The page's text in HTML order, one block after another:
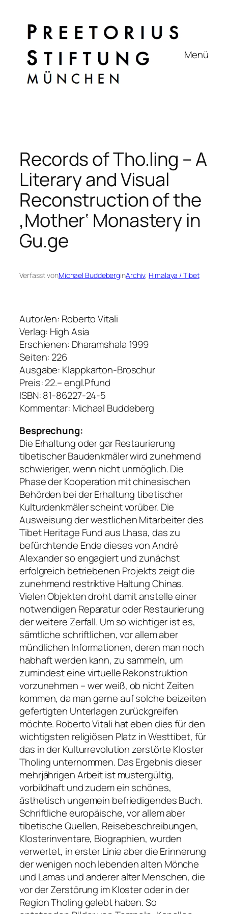
springen
Menü
Records of Tho.ling – A
Literary and Visual
Reconstruction of the
‚Mother‘ Monastery in
Gu.ge
Verfasst vonMichael BuddeberginArchiv, Himalaya / Tibet
Autor/en: Roberto Vitali
Verlag: High Asia
Erschienen: Dharamshala 1999
Seiten: 226
Ausgabe: Klappkarton-Broschur
Preis: 22.– engl.Pfund
ISBN: 81-86227-24-5
Kommentar: Michael Buddeberg
Besprechung:
Die Erhaltung oder gar Restaurierung
tibetischer Baudenkmäler wird zunehmend
schwieriger, wenn nicht unmöglich. Die
Phase der Kooperation mit chinesischen
Behörden bei der Erhaltung tibetischer
Kulturdenkmäler scheint vorüber. Die
Ausweisung der westlichen Mitarbeiter des
Tibet Heritage Fund aus Lhasa, das zu
befürchtende Ende dieses von André
Alexander so engagiert und zunächst
erfolgreich betriebenen Projekts zeigt die
zunehmend restriktive Haltung Chinas.
Vielen Objekten droht damit anstelle einer
notwendigen Reparatur oder Restaurierung
der weitere Zerfall. Um so wichtiger ist es,
sämtliche schriftlichen, vor allem aber
mündlichen Informationen, deren man noch
habhaft werden kann, zu sammeln, um
zumindest eine virtuelle Rekonstruktion
vorzunehmen – wer weiß, ob nicht Zeiten
kommen, da man gerne auf solche beizeiten
gefertigten Unterlagen zurückgreifen
möchte. Roberto Vitali hat eben dies für den
wichtigsten religiösen Platz in Westtibet, für
das in der Kulturrevolution zerstörte Kloster
Tholing unternommen. Das Ergebnis dieser
mehrjährigen Arbeit ist mustergültig,
vorbildhaft und zudem ein schönes,
ästhetisch ungemein befriedigendes Buch.
Schriftliche europäische, vor allem aber
tibetische Quellen, Reisebeschreibungen,
Klosterinventare, Biographien, wurden
verwertet, in erster Linie aber die Erinnerung
der wenigen noch lebenden alten Mönche
und Lamas und anderer alter Menschen, die
vor der Zerstörung im Kloster oder in der
Region Tholing gelebt haben. So